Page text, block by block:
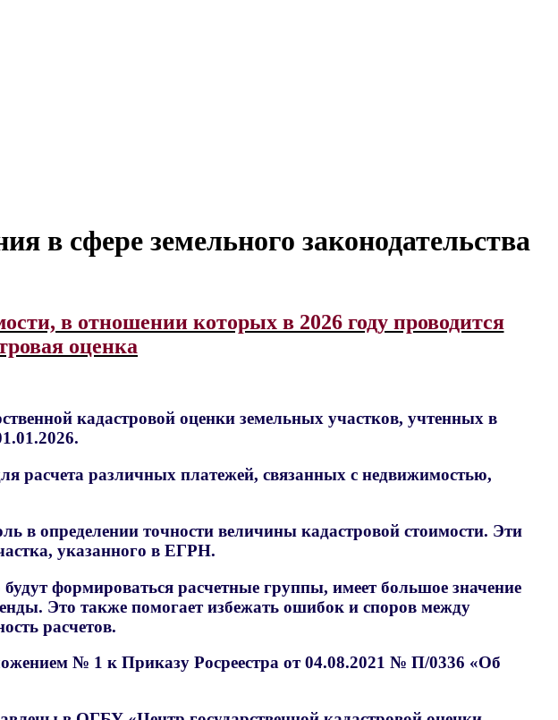
в сфере земельного законодательства
в отношении которых в 2026 году проводится
оценка
кадастровой оценки земельных участков, учтенных в
расчета различных платежей, связанных с недвижимостью,
в определении точности величины кадастровой стоимости. Эти
указанного в ЕГРН.
формироваться расчетные группы, имеет большое значение
Это также помогает избежать ошибок и споров между
расчетов.
№ 1 к Приказу Росреестра от 04.08.2021 № П/0336 «Об